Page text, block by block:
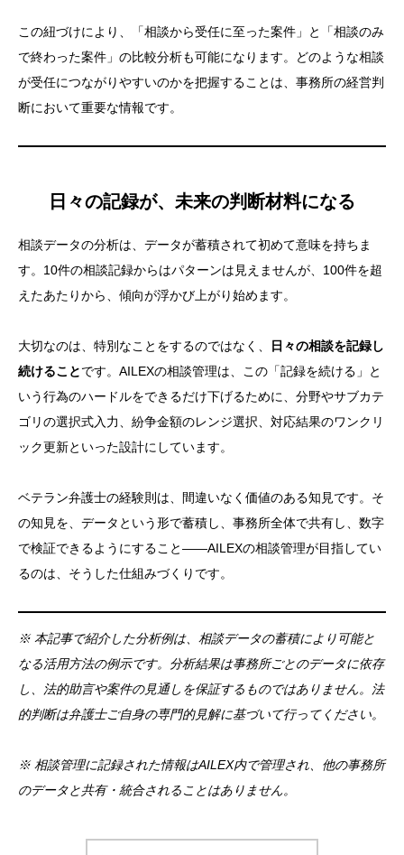
この紐づけにより、「相談から受任に至った案件」と「相談のみ
で終わった案件」の比較分析も可能になります。どのような相談
が受任につながりやすいのかを把握することは、事務所の経営判
断において重要な情報です。
日々の記録が、未来の判断材料になる
相談データの分析は、データが蓄積されて初めて意味を持ちま
す。10件の相談記録からはパターンは見えませんが、100件を超
えたあたりから、傾向が浮かび上がり始めます。
大切なのは、特別なことをするのではなく、
日々の相談を記録し
続けることです。AILEXの相談管理は、この「記録を続ける」と
いう行為のハードルをできるだけ下げるために、分野やサブカテ
ゴリの選択式入力、紛争金額のレンジ選択、対応結果のワンクリ
ック更新といった設計にしています。
ベテラン弁護士の経験則は、間違いなく価値のある知見です。そ
の知見を、データという形で蓄積し、事務所全体で共有し、数字
で検証できるようにすること——AILEXの相談管理が目指してい
るのは、そうした仕組みづくりです。
※ 本記事で紹介した分析例は、相談データの蓄積により可能と
なる活用方法の例示です。分析結果は事務所ごとのデータに依存
し、法的助言や案件の見通しを保証するものではありません。法
的判断は弁護士ご自身の専門的見解に基づいて行ってください。
※ 相談管理に記録された情報はAILEX内で管理され、他の事務所
のデータと共有・統合されることはありません。